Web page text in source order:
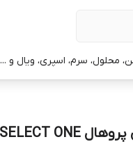
محلول، سرم، اسپری، ویال و ...